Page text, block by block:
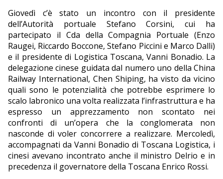
Giovedì c’è stato un incontro con il presidente
dell’Autorità portuale Stefano Corsini, cui ha
partecipato il Cda della Compagnia Portuale (Enzo
Raugei, Riccardo Boccone, Stefano Piccini e Marco Dalli)
e il presidente di Logistica Toscana, Vanni Bonadio. La
delegazione cinese guidata dal numero uno della China
Railway International, Chen Shiping, ha visto da vicino
quali sono le potenzialità che potrebbe esprimere lo
scalo labronico una volta realizzata l’infrastruttura e ha
espresso un apprezzamento non scontato nei
confronti di un’opera che la conglomerata non
nasconde di voler concorrere a realizzare. Mercoledì,
accompagnati da Vanni Bonadio di Toscana Logistica, i
cinesi avevano incontrato anche il ministro Delrio e in
precedenza il governatore della Toscana Enrico Rossi.